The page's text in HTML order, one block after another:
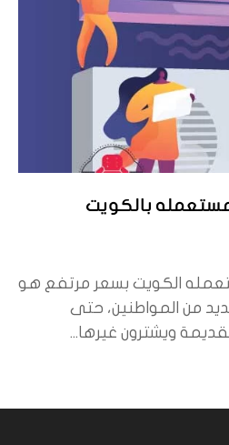
بالكويت
الكويت بسعر مرتفع هو
من المواطنين، حتى
ويشترون غيرها...